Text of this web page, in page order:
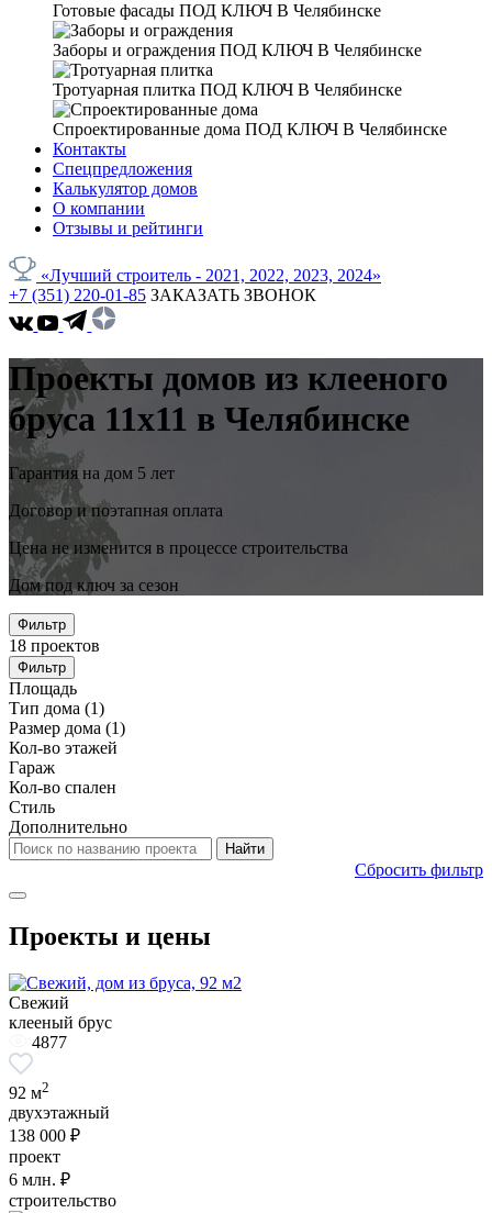
Готовые фасады ПОД КЛЮЧ В Челябинске
Заборы и ограждения ПОД КЛЮЧ В Челябинске
Тротуарная плитка ПОД КЛЮЧ В Челябинске
Спроектированные дома ПОД КЛЮЧ В Челябинске
Контакты
Спецпредложения
Калькулятор домов
О компании
Отзывы и рейтинги
«Лучший строитель - 2021, 2022, 2023, 2024»
+7 (351) 220-01-85 ЗАКАЗАТЬ ЗВОНОК
Проекты домов из клееного
бруса 11x11 в Челябинске
Гарантия на дом 5 лет
Договор и поэтапная оплата
Цена не изменится в процессе строительства
Дом под ключ за сезон
Фильтр
18 проектов
Фильтр
Площадь
Тип дома (1)
Размер дома (1)
Кол-во этажей
Гараж
Кол-во спален
Стиль
Дополнительно
Сбросить фильтр
Проекты и цены
Свежий
клееный брус
4877
92 м2
двухэтажный
138 000 ₽
проект
6 млн. ₽
строительство